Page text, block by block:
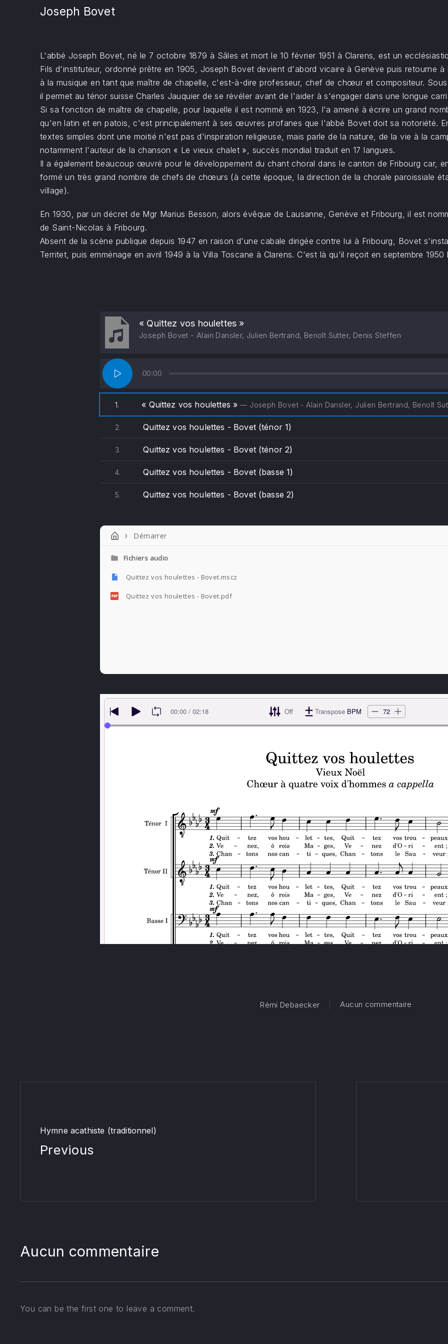
Joseph Bovet
L'abbé Joseph Bovet, né le 7 octobre 1879 à Sâles et mort le 10 février 1951 à Clarens, est un
Fils d'instituteur, ordonné prêtre en 1905, Joseph Bovet devient d'abord vicaire à Genève puis retourne
à la musique en tant que maître de chapelle, c'est-à-dire professeur, chef de chœur et compositeur.
il permet au ténor suisse Charles Jauquier de se révéler avant de l'aider à s'engager dans une longue
Si sa fonction de maître de chapelle, pour laquelle il est nommé en 1923, l'a amené à écrire un grand
qu'en latin et en patois, c'est principalement à ses œuvres profanes que l'abbé Bovet doit sa notoriété.
textes simples dont une moitié n'est pas d'inspiration religieuse, mais parle de la nature, de la vie à la
notamment l'auteur de la chanson « Le vieux chalet », succès mondial traduit en 17 langues.
Il a également beaucoup œuvré pour le développement du chant choral dans le canton de Fribourg car,
formé un très grand nombre de chefs de chœurs (à cette époque, la direction de la chorale paroissiale
village).
En 1930, par un décret de Mgr Marius Besson, alors évêque de Lausanne, Genève et Fribourg, il est
de Saint-Nicolas à Fribourg.
Absent de la scène publique depuis 1947 en raison d'une cabale dirigée contre lui à Fribourg, Bovet
Territet, puis emménage en avril 1949 à la Villa Toscane à Clarens. C'est là qu'il reçoit en septembre
« Quittez vos houlettes »
Joseph Bovet - Alain Dansler, Julien Bertrand, Benoît Sutter, Denis Steffen
Lecteur
audio
00:00
1. « Quittez vos houlettes »— Joseph Bovet - Alain Dansler, Julien Bertrand, Benoît
2. Quittez vos houlettes - Bovet (ténor 1)
3. Quittez vos houlettes - Bovet (ténor 2)
4. Quittez vos houlettes - Bovet (basse 1)
5. Quittez vos houlettes - Bovet (basse 2)
Démarrer
Fichiers audio
Quittez vos houlettes - Bovet.mscz
Quittez vos houlettes - Bovet.pdf
Rémi Debaecker Aucun commentaire
Hymne acathiste (traditionnel)
Previous
Aucun commentaire
You can be the first one to leave a comment.